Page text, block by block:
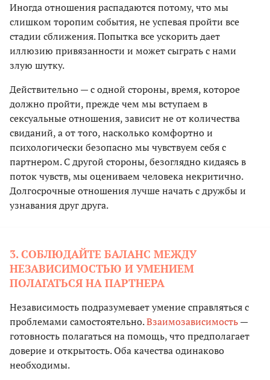
Иногда отношения распадаются потому, что мы
слишком торопим события, не успевая пройти все
стадии сближения. Попытка все ускорить дает
иллюзию привязанности и может сыграть с нами
злую шутку.
Действительно — с одной стороны, время, которое
должно пройти, прежде чем мы вступаем в
сексуальные отношения, зависит не от количества
свиданий, а от того, насколько комфортно и
психологически безопасно мы чувствуем себя с
партнером. С другой стороны, безоглядно кидаясь в
поток чувств, мы оцениваем человека некритично.
Долгосрочные отношения лучше начать с дружбы и
узнавания друг друга.
3. СОБЛЮДАЙТЕ БАЛАНС МЕЖДУ
НЕЗАВИСИМОСТЬЮ И УМЕНИЕМ
ПОЛАГАТЬСЯ НА ПАРТНЕРА
Независимость подразумевает умение справляться с
проблемами самостоятельно.Взаимозависимость—
готовность полагаться на помощь, что предполагает
доверие и открытость. Оба качества одинаково
необходимы.